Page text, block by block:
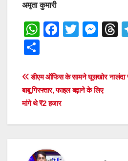
अमृता कुमारी
W
s
A
p
p
F
e
b
o
o
T
er
M
e
n
er
T
a
ar
e
Post
navigation
नालंदा
डीएम ऑफिस के सामने घूसखोर
बाबू गिरफ्तार, फाइल बढ़ाने के लिए
मांगे थे ₹2 हजार